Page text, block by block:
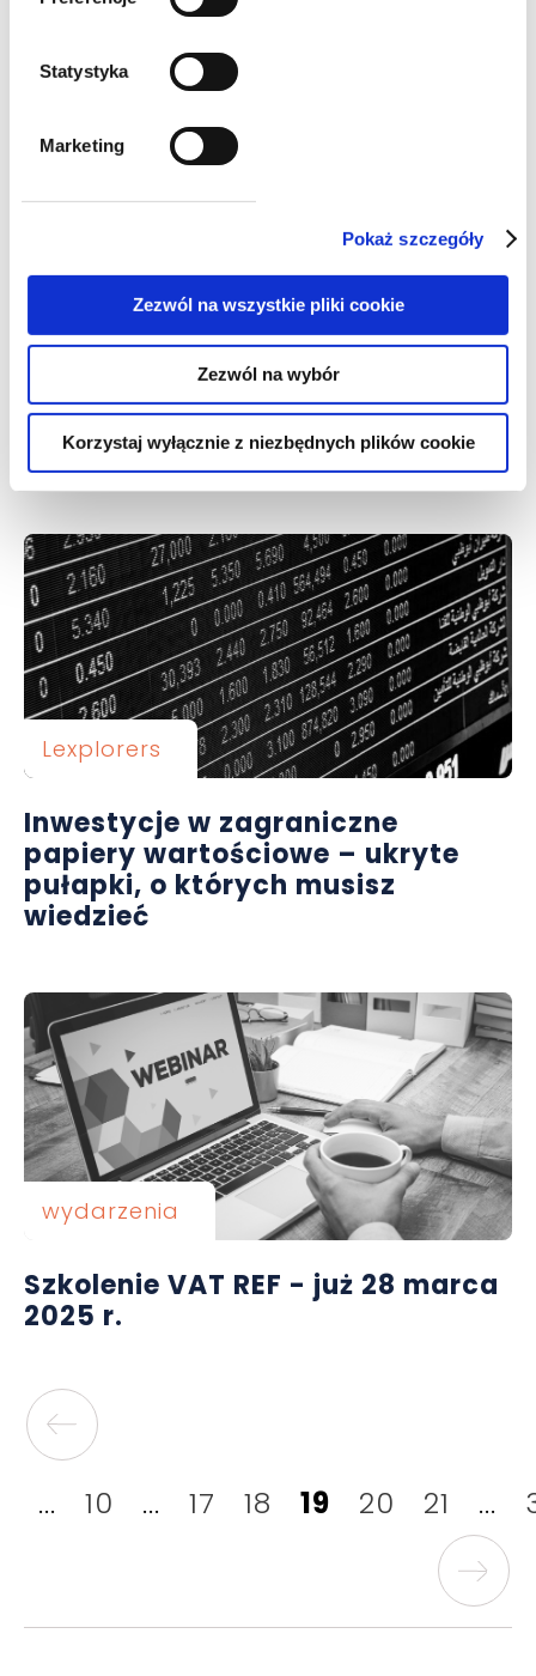
Statystyka
Marketing
Pokaż szczegóły
Zezwól na wszystkie pliki cookie
Zezwól na wybór
Korzystaj wyłącznie z niezbędnych plików cookie
newslettery
III WYDANIE NEWSLETTERA PRAWA
PRACY w 2025 r.
Lexplorers
Inwestycje w zagraniczne
papiery wartościowe – ukryte
pułapki, o których musisz
wiedzieć
wydarzenia
Szkolenie VAT REF - już 28 marca
2025 r.
... 10 ... 17 18 19 20 21 ...